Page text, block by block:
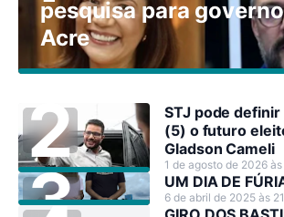
pesquisa para
Acre
STJ pode
(5) o futuro
Gladson Cameli
1 de agosto de 2026
UM DIA DE
6 de abril de 2025 às